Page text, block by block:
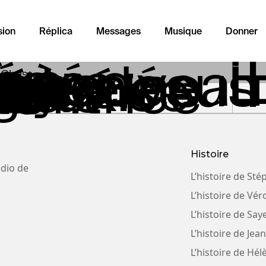
Réplica Messages Musique Donner
Christ nouveau
Jésus
de
Histoire
L’histoire de
L’histoire de
L’histoire de
L’histoire de
L’histoire de